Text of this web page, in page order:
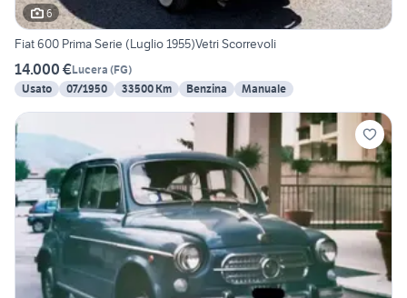
6
Fiat 600 Prima Serie (Luglio 1955)Vetri Scorrevoli
14.000 €Lucera (FG)
Usato
07/1950 33500 Km Benzina Manuale